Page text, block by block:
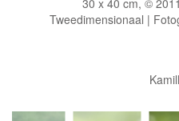
Tweedimensionaal |